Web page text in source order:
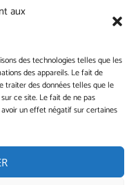
aux
des technologies telles que les
des appareils. Le fait de
traiter des données telles que le
ce site. Le fait de ne pas
un effet négatif sur certaines
Art de la table
Kitch
de vente|Conditions
légales|Politique de